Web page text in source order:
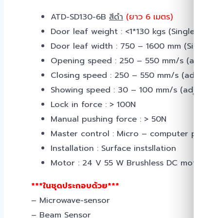
ATD-SD130-6B สีดำ (ยาว 6 เมตร)
Door leaf weight : <1*130 kgs (Single) ,
Door leaf width : 750 – 1600 mm (Single) ,
Opening speed : 250 – 550 mm/s
Closing speed : 250 – 550 mm/s
Showing speed : 30 – 100 mm/s
Lock in force : > 100N
Manual pushing force : > 50N
Master control : Micro – computer
Installation : Surface instsllation
Motor : 24 V 55 W Brushless DC motor
***ในชุดประกอบด้วย***
– Microwave-sensor
– Beam Sensor